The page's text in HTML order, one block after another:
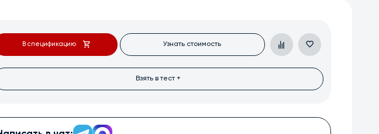
В спецификацию Узнать стоимость
Взять в тест +